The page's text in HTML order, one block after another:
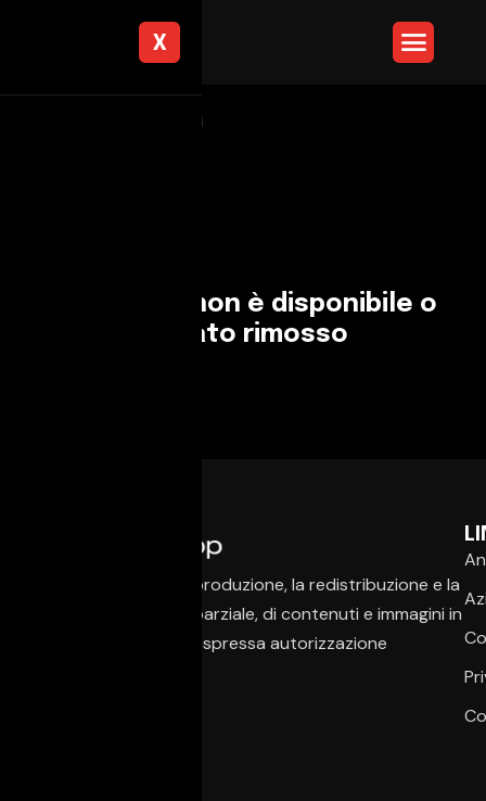
X
Torna ai risultati
L'annuncio non è disponibile o
è stato rimosso
È vietata la copia, la riproduzione, la redistribuzione e la
pubblicazione, anche parziale, di contenuti e immagini in
qualsiasi forma, salvo espressa autorizzazione